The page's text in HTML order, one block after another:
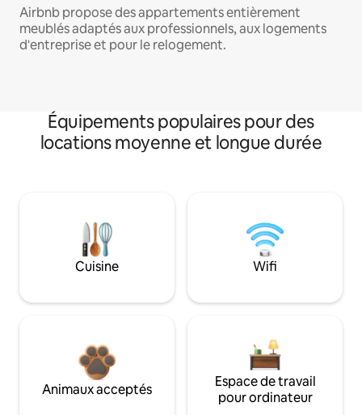
Airbnb propose des appartements entièrement
meublés adaptés aux professionnels, aux logements
d'entreprise et pour le relogement.
Équipements populaires pour des
locations moyenne et longue durée
Cuisine Wifi
Animaux acceptés
Espace de travail
pour ordinateur